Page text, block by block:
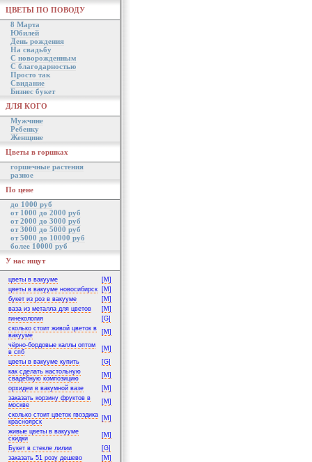
ЦВЕТЫ ПО ПОВОДУ
8 Марта
Юбилей
День рождения
На свадьбу
С новорожденным
С благодарностью
Просто так
Свидание
Бизнес букет
ДЛЯ КОГО
Мужчине
Ребенку
Женщине
Цветы в горшках
горшечные растения
разное
По цене
до 1000 руб
от 1000 до 2000 руб
от 2000 до 3000 руб
от 3000 до 5000 руб
от 5000 до 10000 руб
более 10000 руб
У нас ищут
цветы в вакууме
[M]
цветы в вакууме новосибирск
[M]
букет из роз в вакууме
[M]
ваза из металла для цветов
[M]
гинекология
[G]
сколько стоит живой цветок в
вакууме
[M]
чёрно-бордовые каллы оптом
в спб
[M]
цветы в вакууме купить
[G]
как сделать настольную
свадебную композицию
[M]
орхидеи в вакумной вазе
[M]
заказать корзину фруктов в
москве
[M]
сколько стоит цветок гвоздика
красноярск
[M]
живые цветы в вакууме
скидки
[M]
Букет в стекле лилии
[G]
заказать 51 розу дешево
[M]